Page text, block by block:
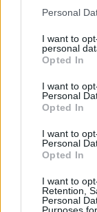
Personal
I want to
personal
Opted In
I want to
Personal
Opted In
I want to
Personal
Opted In
I want to
Retention,
Personal
Purposes